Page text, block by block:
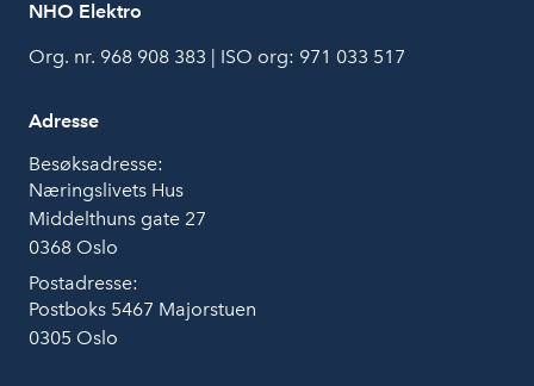
NHO Elektro
Org. nr. 968 908 383 | ISO org: 971 033 517
Adresse
Besøksadresse:
Næringslivets Hus
Middelthuns gate 27
0368 Oslo
Postadresse:
Postboks 5467 Majorstuen
0305 Oslo